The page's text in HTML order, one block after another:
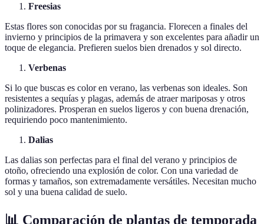
Freesias
Estas flores son conocidas por su fragancia. Florecen a finales del
invierno y principios de la primavera y son excelentes para añadir un
toque de elegancia. Prefieren suelos bien drenados y sol directo.
Verbenas
Si lo que buscas es color en verano, las verbenas son ideales. Son
resistentes a sequías y plagas, además de atraer mariposas y otros
polinizadores. Prosperan en suelos ligeros y con buena drenación,
requiriendo poco mantenimiento.
Dalias
Las dalias son perfectas para el final del verano y principios de
otoño, ofreciendo una explosión de color. Con una variedad de
formas y tamaños, son extremadamente versátiles. Necesitan mucho
sol y una buena calidad de suelo.
📊 Comparación de plantas de temporada